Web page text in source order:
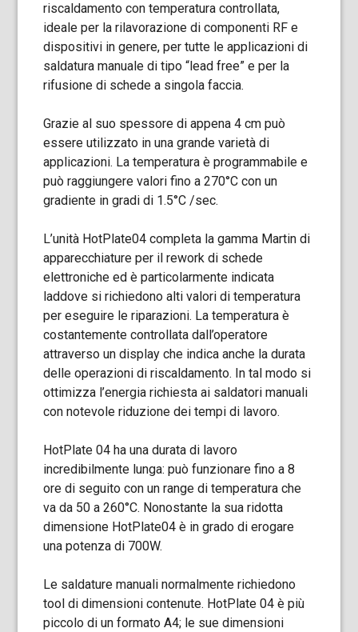
riscaldamento con temperatura controllata,
ideale per la rilavorazione di componenti RF e
dispositivi in genere, per tutte le applicazioni di
saldatura manuale di tipo “lead free” e per la
rifusione di schede a singola faccia.
Grazie al suo spessore di appena 4 cm può
essere utilizzato in una grande varietà di
applicazioni. La temperatura è programmabile e
può raggiungere valori fino a 270°C con un
gradiente in gradi di 1.5°C /sec.
L’unità HotPlate04 completa la gamma Martin di
apparecchiature per il rework di schede
elettroniche ed è particolarmente indicata
laddove si richiedono alti valori di temperatura
per eseguire le riparazioni. La temperatura è
costantemente controllata dall’operatore
attraverso un display che indica anche la durata
delle operazioni di riscaldamento. In tal modo si
ottimizza l’energia richiesta ai saldatori manuali
con notevole riduzione dei tempi di lavoro.
HotPlate 04 ha una durata di lavoro
incredibilmente lunga: può funzionare fino a 8
ore di seguito con un range di temperatura che
va da 50 a 260°C. Nonostante la sua ridotta
dimensione HotPlate04 è in grado di erogare
una potenza di 700W.
Le saldature manuali normalmente richiedono
tool di dimensioni contenute. HotPlate 04 è più
piccolo di un formato A4; le sue dimensioni